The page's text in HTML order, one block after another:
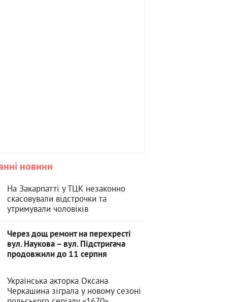
новини
На Закарпатті у ТЦК незаконно
скасовували відстрочки та
утримували чоловіків
Через дощ ремонт на перехресті
вул. Наукова – вул. Підстригача
продовжили до 11 серпня
Українська акторка Оксана
Черкашина зіграла у новому сезоні